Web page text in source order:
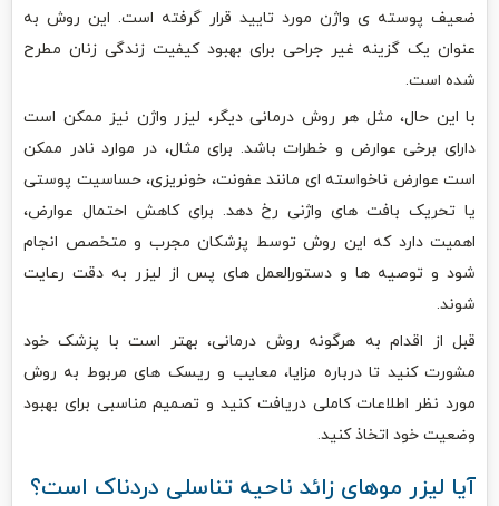
ضعیف پوسته ی واژن مورد تایید قرار گرفته است. این روش به
عنوان یک گزینه غیر جراحی برای بهبود کیفیت زندگی زنان مطرح
شده است.
با این حال، مثل هر روش درمانی دیگر، لیزر واژن نیز ممکن است
دارای برخی عوارض و خطرات باشد. برای مثال، در موارد نادر ممکن
است عوارض ناخواسته ای مانند عفونت، خونریزی، حساسیت پوستی
یا تحریک بافت های واژنی رخ دهد. برای کاهش احتمال عوارض،
اهمیت دارد که این روش توسط پزشکان مجرب و متخصص انجام
شود و توصیه ها و دستورالعمل های پس از لیزر به دقت رعایت
شوند.
قبل از اقدام به هرگونه روش درمانی، بهتر است با پزشک خود
مشورت کنید تا درباره مزایا، معایب و ریسک های مربوط به روش
مورد نظر اطلاعات کاملی دریافت کنید و تصمیم مناسبی برای بهبود
وضعیت خود اتخاذ کنید.
آیا لیزر موهای زائد ناحیه تناسلی دردناک است؟